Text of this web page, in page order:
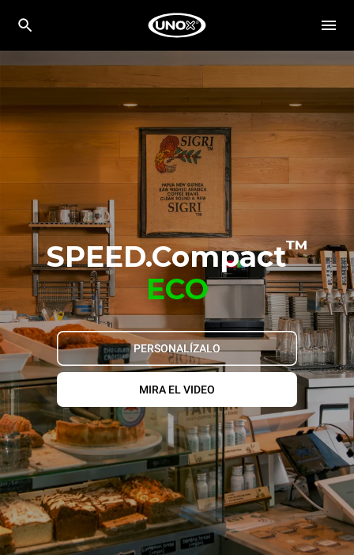
SPEED.Compact™
ECO
PERSONALÍZALO
MIRA EL VIDEO